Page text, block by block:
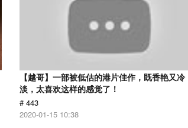
【越哥】一部被低估的港片佳作，既香艳又冷
淡，太喜欢这样的感觉了！
# 443
2020-01-15 10:38